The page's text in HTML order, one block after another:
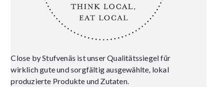
Close by Stufvenäs ist unser Qualitätssiegel für
wirklich gute und sorgfältig ausgewählte, lokal
produzierte Produkte und Zutaten.